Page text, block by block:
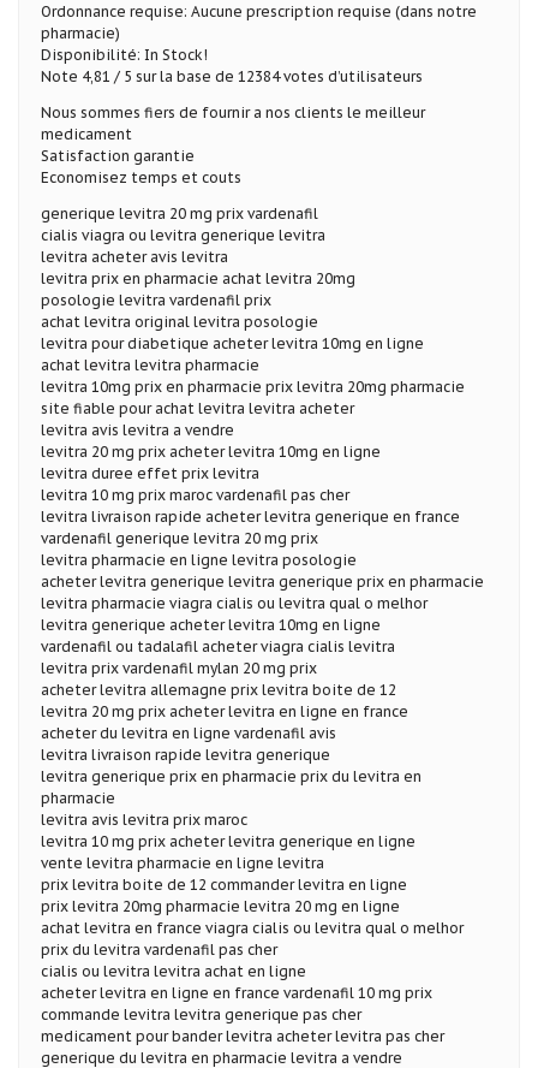
Ordonnance requise: Aucune prescription requise (dans notre
pharmacie)
Disponibilité: In Stock!
Note 4,81 / 5 sur la base de 12384 votes d’utilisateurs
Nous sommes fiers de fournir a nos clients le meilleur
medicament
Satisfaction garantie
Economisez temps et couts
generique levitra 20 mg prix vardenafil
cialis viagra ou levitra generique levitra
levitra acheter avis levitra
levitra prix en pharmacie achat levitra 20mg
posologie levitra vardenafil prix
achat levitra original levitra posologie
levitra pour diabetique acheter levitra 10mg en ligne
achat levitra levitra pharmacie
levitra 10mg prix en pharmacie prix levitra 20mg pharmacie
site fiable pour achat levitra levitra acheter
levitra avis levitra a vendre
levitra 20 mg prix acheter levitra 10mg en ligne
levitra duree effet prix levitra
levitra 10 mg prix maroc vardenafil pas cher
levitra livraison rapide acheter levitra generique en france
vardenafil generique levitra 20 mg prix
levitra pharmacie en ligne levitra posologie
acheter levitra generique levitra generique prix en pharmacie
levitra pharmacie viagra cialis ou levitra qual o melhor
levitra generique acheter levitra 10mg en ligne
vardenafil ou tadalafil acheter viagra cialis levitra
levitra prix vardenafil mylan 20 mg prix
acheter levitra allemagne prix levitra boite de 12
levitra 20 mg prix acheter levitra en ligne en france
acheter du levitra en ligne vardenafil avis
levitra livraison rapide levitra generique
levitra generique prix en pharmacie prix du levitra en
pharmacie
levitra avis levitra prix maroc
levitra 10 mg prix acheter levitra generique en ligne
vente levitra pharmacie en ligne levitra
prix levitra boite de 12 commander levitra en ligne
prix levitra 20mg pharmacie levitra 20 mg en ligne
achat levitra en france viagra cialis ou levitra qual o melhor
prix du levitra vardenafil pas cher
cialis ou levitra levitra achat en ligne
acheter levitra en ligne en france vardenafil 10 mg prix
commande levitra levitra generique pas cher
medicament pour bander levitra acheter levitra pas cher
generique du levitra en pharmacie levitra a vendre